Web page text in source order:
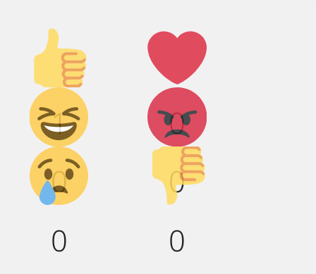
Палец
вверх!
1
Лайк!
0
Дикий
смех!
0
Агрессия!
0
Грусть :(
0
Палец
вниз!
0